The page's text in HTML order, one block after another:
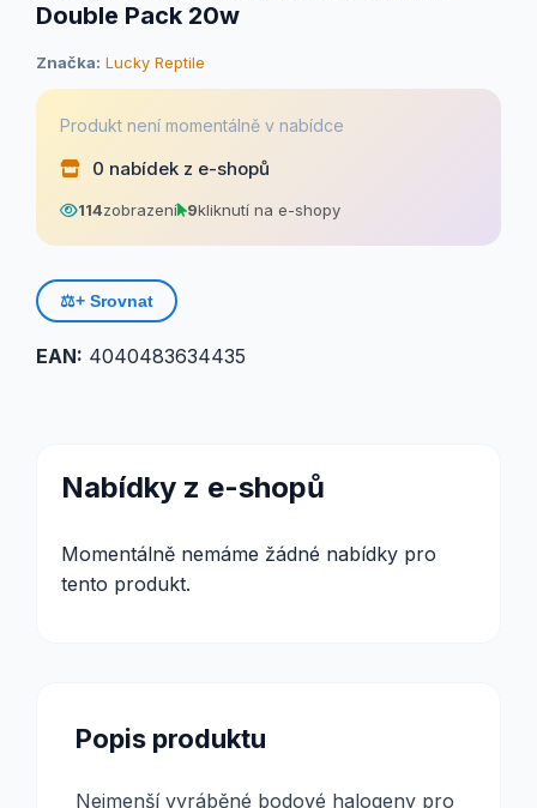
Double Pack 20w
Značka: Lucky Reptile
Produkt není momentálně v nabídce
0 nabídek z e-shopů
114zobrazení 9kliknutí na e-shopy
⚖️+ Srovnat
EAN: 4040483634435
Nabídky z e-shopů
Momentálně nemáme žádné nabídky pro
tento produkt.
Popis produktu
Nejmenší vyráběné bodové halogeny pro